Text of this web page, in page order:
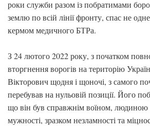
роки служби разом із побратимами
землю по всій лінії фронту, спас не
кермом медичного БТРа.
З 24 лютого 2022 року, з початком
вторгнення ворогів на територію
Вікторович щодня і щоночі, з самого
перебував на нульовій позиції. Його
що він був справжнім воїном,
мужності, зразком незламності та